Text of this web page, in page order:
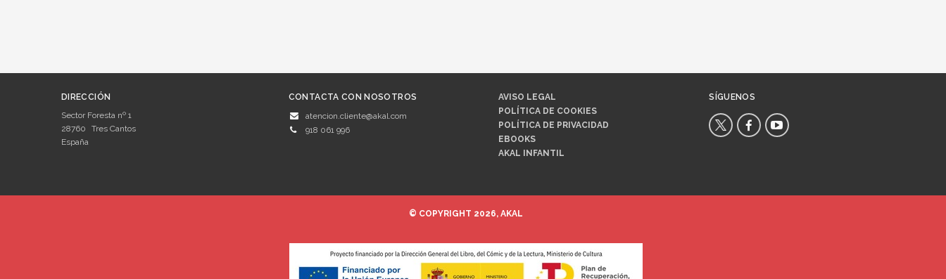
DIRECCIÓN
Sector Foresta nº 1
28760
Tres Cantos
España
CONTACTA CON NOSOTROS
atencion.cliente@akal.com
918 061 996
AVISO LEGAL
POLÍTICA DE COOKIES
POLÍTICA DE PRIVACIDAD
EBOOKS
AKAL INFANTIL
SÍGUENOS
© COPYRIGHT 2026, AKAL